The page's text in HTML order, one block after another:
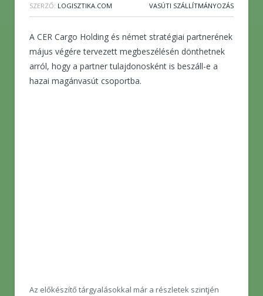
SZERZŐ: LOGISZTIKA.COM VASÚTI SZÁLLÍTMÁNYOZÁS
A CER Cargo Holding és német stratégiai partnerének
május végére tervezett megbeszélésén dönthetnek
arról, hogy a partner tulajdonosként is beszáll-e a
hazai magánvasút csoportba.
Az előkészítő tárgyalásokkal már a részletek szintjén